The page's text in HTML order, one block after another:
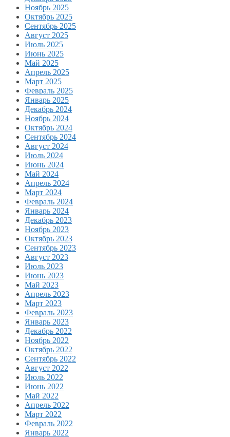
Ноябрь 2025
Октябрь 2025
Сентябрь 2025
Август 2025
Июль 2025
Июнь 2025
Май 2025
Апрель 2025
Март 2025
Февраль 2025
Январь 2025
Декабрь 2024
Ноябрь 2024
Октябрь 2024
Сентябрь 2024
Август 2024
Июль 2024
Июнь 2024
Май 2024
Апрель 2024
Март 2024
Февраль 2024
Январь 2024
Декабрь 2023
Ноябрь 2023
Октябрь 2023
Сентябрь 2023
Август 2023
Июль 2023
Июнь 2023
Май 2023
Апрель 2023
Март 2023
Февраль 2023
Январь 2023
Декабрь 2022
Ноябрь 2022
Октябрь 2022
Сентябрь 2022
Август 2022
Июль 2022
Июнь 2022
Май 2022
Апрель 2022
Март 2022
Февраль 2022
Январь 2022